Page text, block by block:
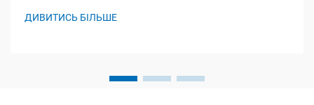
ДИВИТИСЬ БІЛЬШЕ